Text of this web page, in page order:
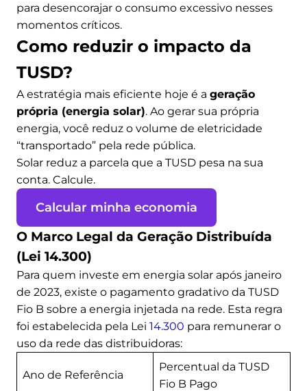
para desencorajar o consumo excessivo nesses
momentos críticos.
Como reduzir o impacto da
TUSD?
A estratégia mais eficiente hoje é a geração
própria (energia solar). Ao gerar sua própria
energia, você reduz o volume de eletricidade
“transportado” pela rede pública.
Solar reduz a parcela que a TUSD pesa na sua
conta. Calcule.
Calcular minha economia
O Marco Legal da Geração Distribuída
(Lei 14.300)
Para quem investe em energia solar após janeiro
de 2023, existe o pagamento gradativo da TUSD
Fio B sobre a energia injetada na rede. Esta regra
foi estabelecida pela Lei 14.300 para remunerar o
uso da rede das distribuidoras:
Ano de Referência
Percentual da TUSD
Fio B Pago